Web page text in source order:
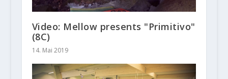
Video: Mellow presents "Primitivo"
(8C)
14. Mai 2019